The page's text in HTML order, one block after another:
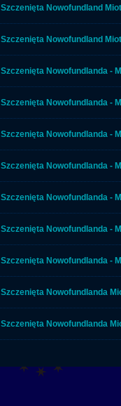
Szczenięta Nowofundland
Szczenięta Nowofundland
Szczenięta Nowofundlanda -
Szczenięta Nowofundlanda -
Szczenięta Nowofundlanda -
Szczenięta Nowofundlanda -
Szczenięta Nowofundlanda -
Szczenięta Nowofundlanda -
Szczenięta Nowofundlanda -
Szczenięta Nowofundlanda
Szczenięta Nowofundlanda